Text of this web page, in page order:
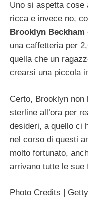
Uno si aspetta cose
ricca e invece no,
Brooklyn Beckham
una caffetteria per
quella che un
crearsi una piccola
Certo, Brooklyn non
sterline all’ora per
desideri, a quello ci
nel corso di questi
molto fortunato,
arrivano tutte le sue
Photo Credits |